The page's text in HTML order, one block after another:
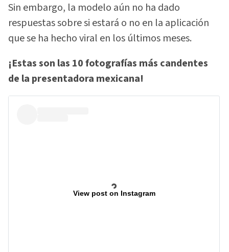
Sin embargo, la modelo aún no ha dado
respuestas sobre si estará o no en la aplicación
que se ha hecho viral en los últimos meses.
¡Estas son las 10 fotografías más candentes
de la presentadora mexicana!
View post on Instagram